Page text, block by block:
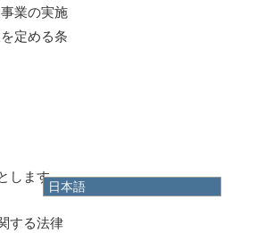
日本語
English
業の実施
定める条
します。
する法律